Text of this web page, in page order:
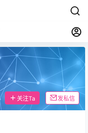
关注Ta 发私信